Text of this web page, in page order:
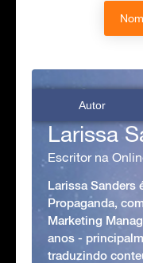
Autor
Larissa
Escritor na
Larissa Sanders
Propaganda,
Marketing
anos -
traduzindo